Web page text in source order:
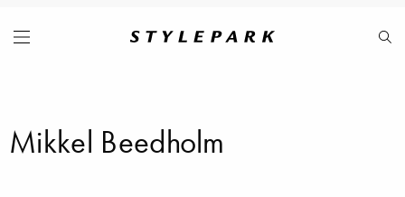
Mikkel Beedholm